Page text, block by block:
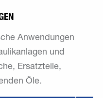
Anwendungen
und
Ersatzteile,
Öle.